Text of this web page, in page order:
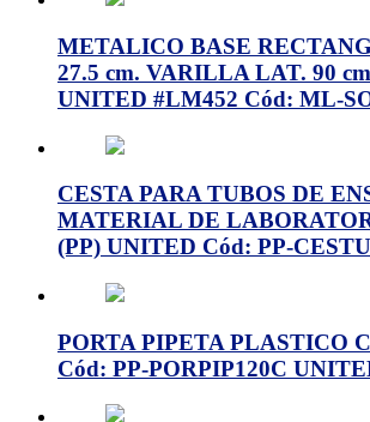
METALICO BASE
27.5 cm. VARILLA LAT. 90
UNITED #LM452 Cód: ML-
CESTA PARA TUBOS DE
MATERIAL DE
(PP) UNITED Cód: PP-
PORTA PIPETA PLASTICO
Cód: PP-PORPIP120C